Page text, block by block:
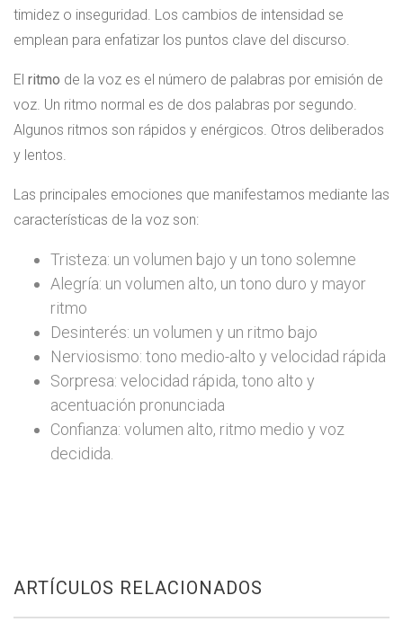
timidez o inseguridad. Los cambios de intensidad se
emplean para enfatizar los puntos clave del discurso.
El ritmo de la voz es el número de palabras por emisión de
voz. Un ritmo normal es de dos palabras por segundo.
Algunos ritmos son rápidos y enérgicos. Otros deliberados
y lentos.
Las principales emociones que manifestamos mediante las
características de la voz son:
Tristeza: un volumen bajo y un tono solemne
Alegría: un volumen alto, un tono duro y mayor
ritmo
Desinterés: un volumen y un ritmo bajo
Nerviosismo: tono medio-alto y velocidad rápida
Sorpresa: velocidad rápida, tono alto y
acentuación pronunciada
Confianza: volumen alto, ritmo medio y voz
decidida.
ARTÍCULOS RELACIONADOS